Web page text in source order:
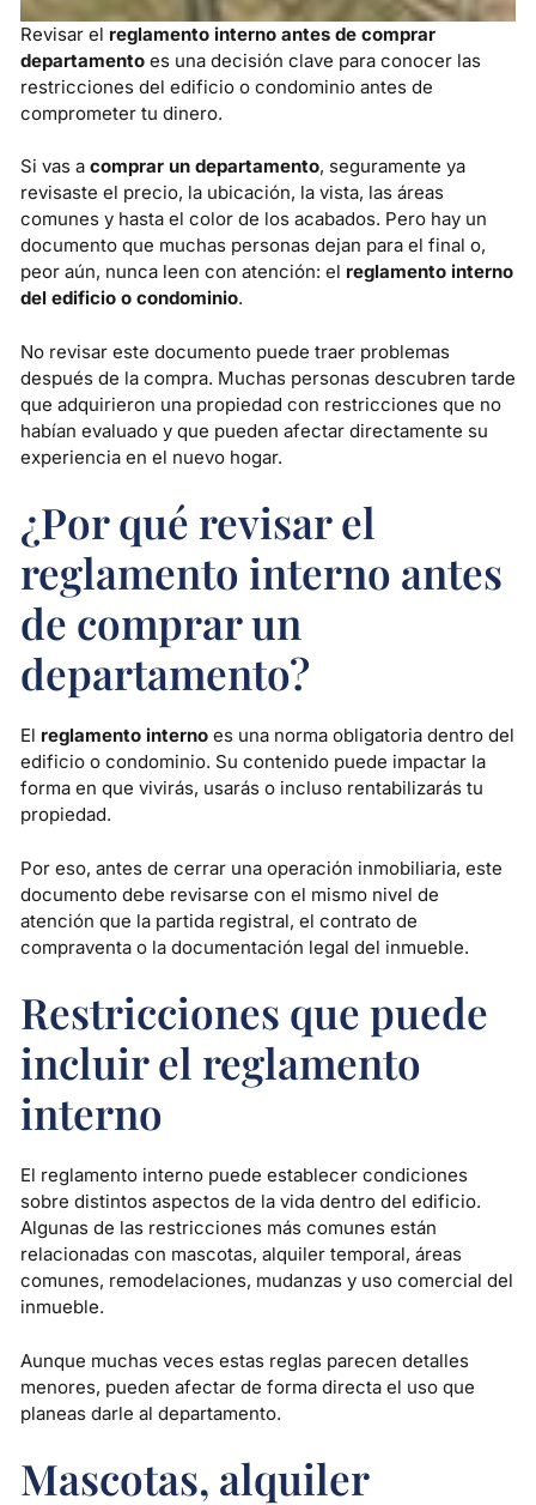
Revisar el reglamento interno antes de comprar
departamento es una decisión clave para conocer las
restricciones del edificio o condominio antes de
comprometer tu dinero.
Si vas a comprar un departamento, seguramente ya
revisaste el precio, la ubicación, la vista, las áreas
comunes y hasta el color de los acabados. Pero hay un
documento que muchas personas dejan para el final o,
peor aún, nunca leen con atención: el reglamento interno
del edificio o condominio.
No revisar este documento puede traer problemas
después de la compra. Muchas personas descubren tarde
que adquirieron una propiedad con restricciones que no
habían evaluado y que pueden afectar directamente su
experiencia en el nuevo hogar.
¿Por qué revisar el
reglamento interno antes
de comprar un
departamento?
El reglamento interno es una norma obligatoria dentro del
edificio o condominio. Su contenido puede impactar la
forma en que vivirás, usarás o incluso rentabilizarás tu
propiedad.
Por eso, antes de cerrar una operación inmobiliaria, este
documento debe revisarse con el mismo nivel de
atención que la partida registral, el contrato de
compraventa o la documentación legal del inmueble.
Restricciones que puede
incluir el reglamento
interno
El reglamento interno puede establecer condiciones
sobre distintos aspectos de la vida dentro del edificio.
Algunas de las restricciones más comunes están
relacionadas con mascotas, alquiler temporal, áreas
comunes, remodelaciones, mudanzas y uso comercial del
inmueble.
Aunque muchas veces estas reglas parecen detalles
menores, pueden afectar de forma directa el uso que
planeas darle al departamento.
Mascotas, alquiler